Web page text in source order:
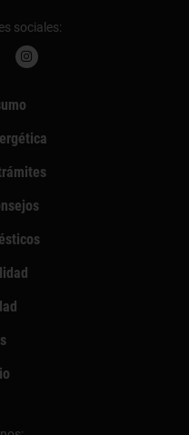
sociales: